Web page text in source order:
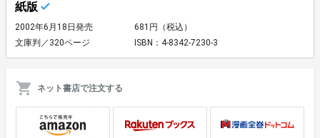
紙版
2002年6月18日発売
681円（税込）
文庫判／320ページ
ISBN：4-8342-7230-3
ネット書店で注文する